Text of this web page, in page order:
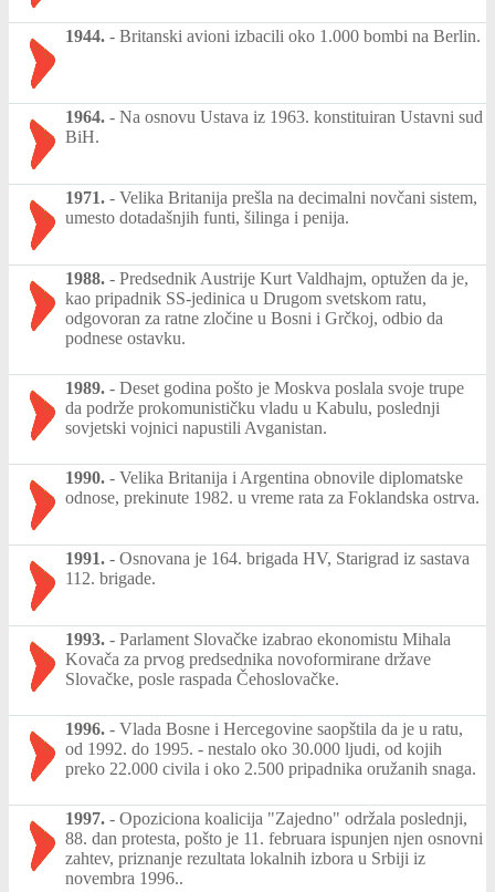
1944. - Britanski avioni izbacili oko 1.000 bombi na Berlin.
1964. - Na osnovu Ustava iz 1963. konstituiran Ustavni sud
BiH.
1971. - Velika Britanija prešla na decimalni novčani sistem,
umesto dotadašnjih funti, šilinga i penija.
1988. - Predsednik Austrije Kurt Valdhajm, optužen da je,
kao pripadnik SS-jedinica u Drugom svetskom ratu,
odgovoran za ratne zločine u Bosni i Grčkoj, odbio da
podnese ostavku.
1989. - Deset godina pošto je Moskva poslala svoje trupe
da podrže prokomunističku vladu u Kabulu, poslednji
sovjetski vojnici napustili Avganistan.
1990. - Velika Britanija i Argentina obnovile diplomatske
odnose, prekinute 1982. u vreme rata za Foklandska ostrva.
1991. - Osnovana je 164. brigada HV, Starigrad iz sastava
112. brigade.
1993. - Parlament Slovačke izabrao ekonomistu Mihala
Kovača za prvog predsednika novoformirane države
Slovačke, posle raspada Čehoslovačke.
1996. - Vlada Bosne i Hercegovine saopštila da je u ratu,
od 1992. do 1995. - nestalo oko 30.000 ljudi, od kojih
preko 22.000 civila i oko 2.500 pripadnika oružanih snaga.
1997. - Opoziciona koalicija "Zajedno" održala poslednji,
88. dan protesta, pošto je 11. februara ispunjen njen osnovni
zahtev, priznanje rezultata lokalnih izbora u Srbiji iz
novembra 1996..